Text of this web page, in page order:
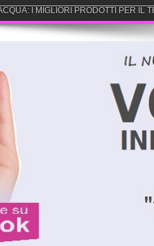
I MIGLIORI PRODOTTI PER IL